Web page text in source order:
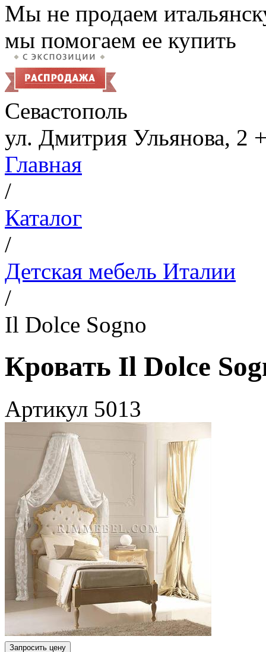
Мы не продаем
мы помогаем ее купить
Севастополь
ул. Дмитрия Ульянова, 2
Главная
/
Каталог
/
Детская мебель Италии
/
Il Dolce Sogno
Кровать Il Dolce
Артикул 5013
Запросить цену